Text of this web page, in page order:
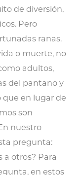
de diversión,
Pero
ranas.
o muerte, no
adultos,
del pantano y
que en lugar de
son
nuestro
pregunta:
a otros? Para
en estos